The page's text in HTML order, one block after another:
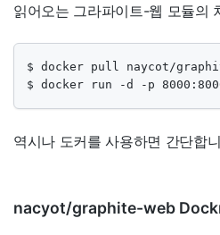
읽어오는 그라파이트-웹 모듈의
$ docker pull naycot/
$ docker run -d -p
역시나 도커를 사용하면 간단합
nacyot/graphite-web